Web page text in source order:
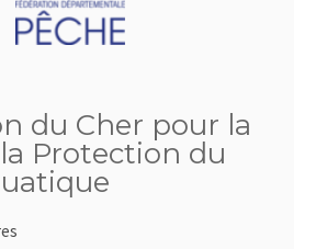
du Cher pour la
Protection du